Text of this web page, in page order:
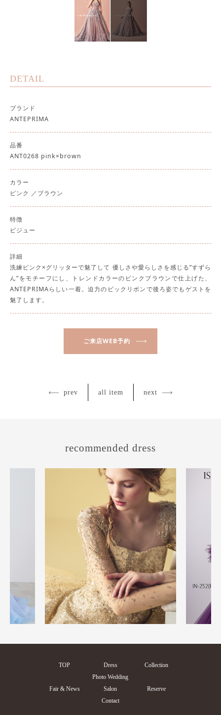
DETAIL
ブランド
ANTEPRIMA
品番
ANT0268 pink×brown
カラー
ピンク
ブラウン
特徴
ビジュー
詳細
洗練ピンク×グリッターで魅了して 優しさや愛らしさを感じる”すずら
ん”をモチーフにし、トレンドカラーのビンクブラウンで仕上げた、
ANTEPRIMAらしい一着。迫力のビックリボンで後ろ姿でもゲストを
魅了します。
ご来店WEB予約
prev all item next
recommended dress
TOP Dress
Collection
Photo Wedding
Fair & News
Salon
Reserve
Contact